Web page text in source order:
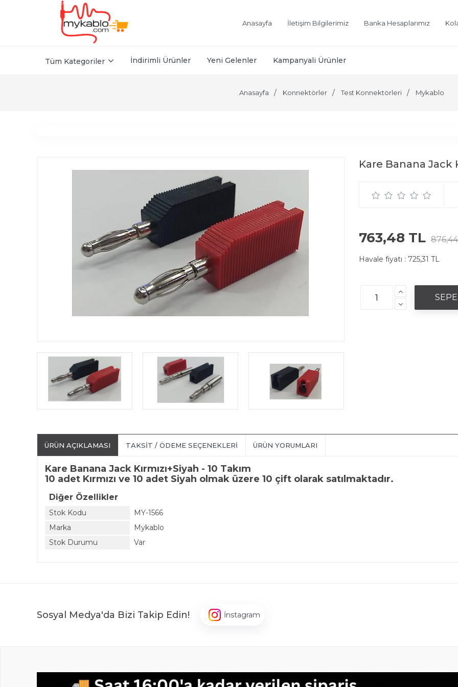
Anasayfa İletişim Bilgilerimiz Banka Hesaplarımız
Tüm Kategoriler İndirimli Ürünler Yeni Gelenler Kampanyali Ürünler
Anasayfa Konnektörler Test Konnektörleri Mykablo
Kare Banana Jack
763,48 TL
Havale fiyatı : 725,31 TL
ÜRÜN AÇIKLAMASI TAKSIT / ÖDEME SEÇENEKLERI ÜRÜN YORUMLARI
Kare Banana Jack Kırmızı+Siyah - 10 Takım
10 adet Kırmızı ve 10 adet Siyah olmak üzere 10 çift olarak satılmaktadır.
Diğer Özellikler
Stok Kodu
MY-1566
Marka
Mykablo
Stok Durumu
Var
Sosyal Medya'da Bizi Takip Edin! İnstagram